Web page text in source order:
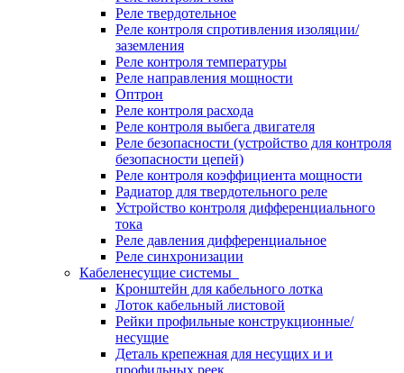
Реле твердотельное
Реле контроля спротивления изоляции/
заземления
Реле контроля температуры
Реле направления мощности
Оптрон
Реле контроля расхода
Реле контроля выбега двигателя
Реле безопасности (устройство для контроля
безопасности цепей)
Реле контроля коэффициента мощности
Радиатор для твердотельного реле
Устройство контроля дифференциального
тока
Реле давления дифференциальное
Реле синхронизации
Кабеленесущие системы
Кронштейн для кабельного лотка
Лоток кабельный листовой
Рейки профильные конструкционные/
несущие
Деталь крепежная для несущих и и
профильных реек